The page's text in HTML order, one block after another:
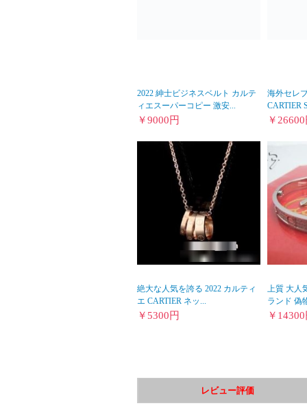
2022 紳士ビジネスベルト カルテ
ィエスーパーコピー 激安...
￥9000円
海外セレ
CARTIER
￥ 26600
絶大な人気を誇る 2022 カルティ
エ CARTIER ネッ...
￥ 5300円
上質 大人
ランド 偽
￥ 14300
レビュー評価